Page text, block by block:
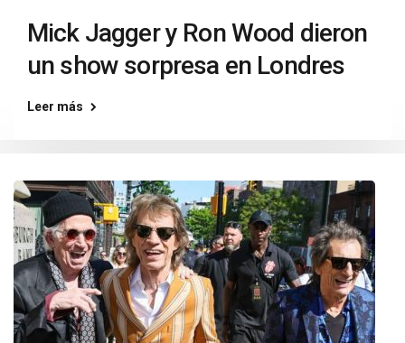
Mick Jagger y Ron Wood dieron
un show sorpresa en Londres
Leer más